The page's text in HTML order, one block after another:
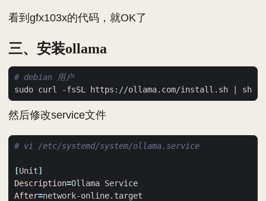
看到gfx103x的代码，就OK了
三、安装ollama
# debian 用户
sudo curl -fsSL https://ollama.com/install.sh
然后修改service文件
# vi /etc/systemd/system/ollama.service
[Unit]
Description=
After=